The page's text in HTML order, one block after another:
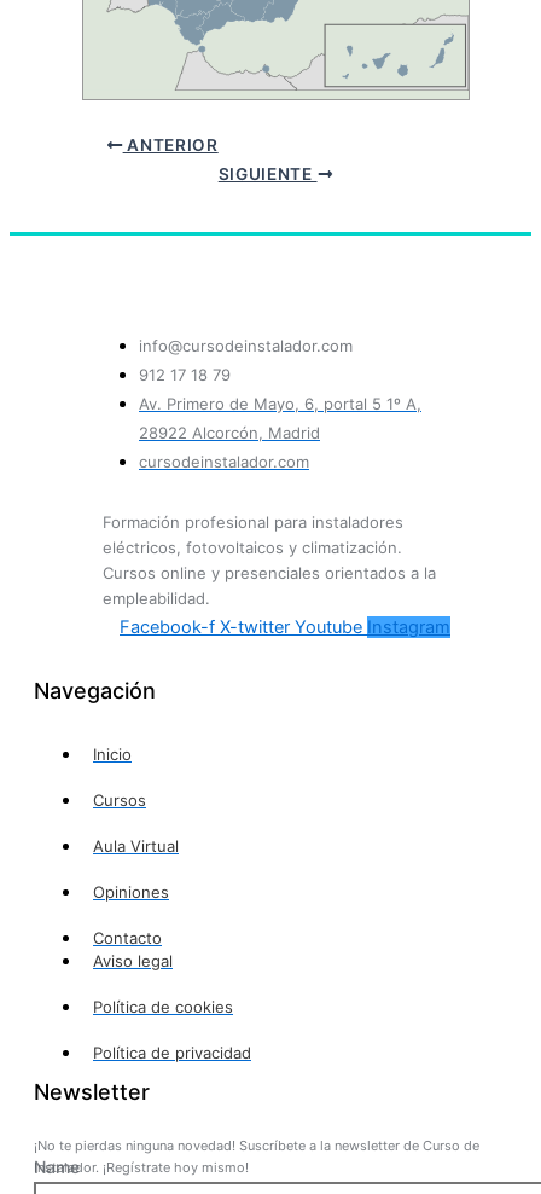
ANTERIOR
SIGUIENTE
info@cursodeinstalador.com
912 17 18 79
Av. Primero de Mayo, 6, portal 5 1º A,
28922 Alcorcón, Madrid
cursodeinstalador.com
Formación profesional para instaladores
eléctricos, fotovoltaicos y climatización.
Cursos online y presenciales orientados a la
empleabilidad.
Facebook-f X-twitter Youtube Instagram
Navegación
Inicio
Cursos
Aula Virtual
Opiniones
Contacto
Aviso legal
Política de cookies
Política de privacidad
Newsletter
¡No te pierdas ninguna novedad! Suscríbete a la newsletter de Curso de
Instalador. ¡Regístrate hoy mismo!
Name